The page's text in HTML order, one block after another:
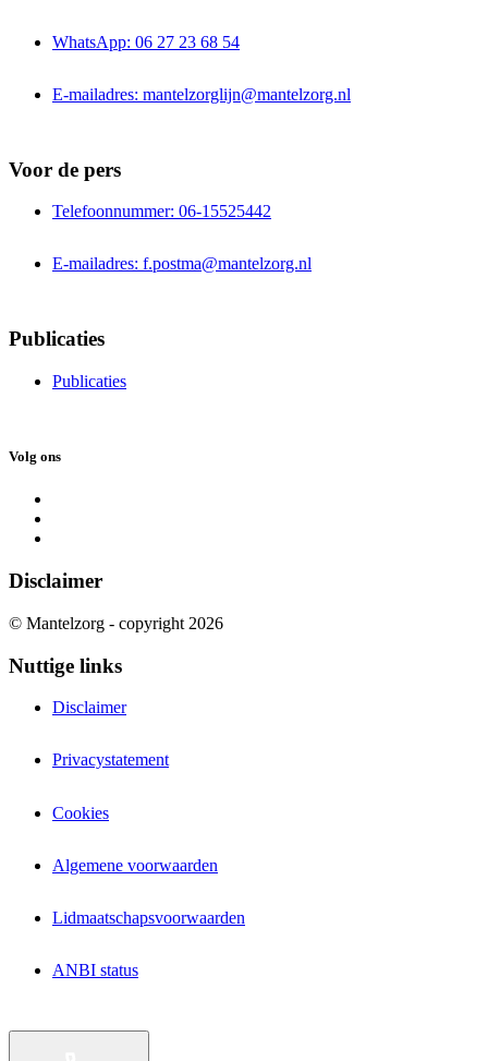
WhatsApp: 06 27 23 68 54
E-mailadres: mantelzorglijn@mantelzorg.nl
Voor de pers
Telefoonnummer: 06-15525442
E-mailadres: f.postma@mantelzorg.nl
Publicaties
Publicaties
Volg ons
Disclaimer
© Mantelzorg - copyright 2026
Nuttige links
Disclaimer
Privacystatement
Cookies
Algemene voorwaarden
Lidmaatschapsvoorwaarden
ANBI status